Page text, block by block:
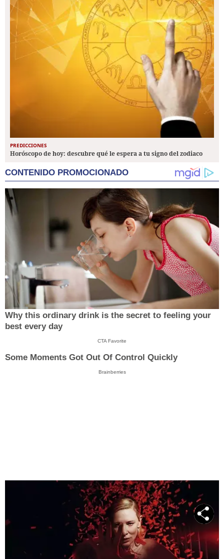
PREDICCIONES
Horóscopo de hoy: descubre qué le espera a tu signo del zodiaco
CONTENIDO PROMOCIONADO
Why this ordinary drink is the secret to feeling your
best every day
CTA Favorite
Some Moments Got Out Of Control Quickly
Brainberries